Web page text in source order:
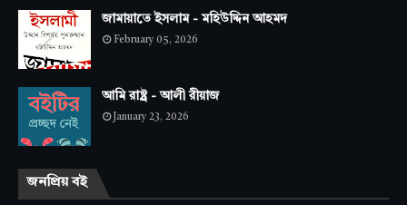
জামায়াতে ইসলাম - মহিউদ্দিন আহমদ
February 05, 2026
আমি রাষ্ট্র - আলী রীয়াজ
January 23, 2026
জনপ্রিয় বই